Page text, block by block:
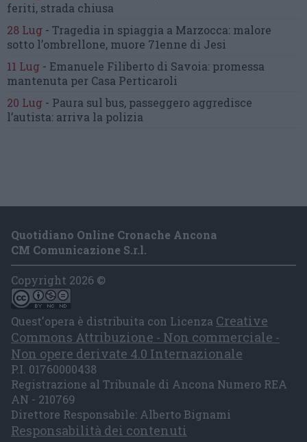
feriti, strada chiusa
28 Lug - Tragedia in spiaggia a Marzocca: malore
sotto l’ombrellone, muore 71enne di Jesi
11 Lug - Emanuele Filiberto di Savoia: promessa
mantenuta per Casa Perticaroli
20 Lug - Paura sul bus, passeggero aggredisce
l’autista: arriva la polizia
Quotidiano Online Cronache Ancona
CM Comunicazione S.r.l.
Copyright 2026 ©
Quest'opera è distribuita con Licenza Creative
Commons Attribuzione - Non commerciale -
Non opere derivate 4.0 Internazionale
P.I. 01760000438
Registrazione al Tribunale di Ancona Numero REA
AN - 210769
Direttore Responsabile: Alberto Bignami
Responsabilità dei contenuti